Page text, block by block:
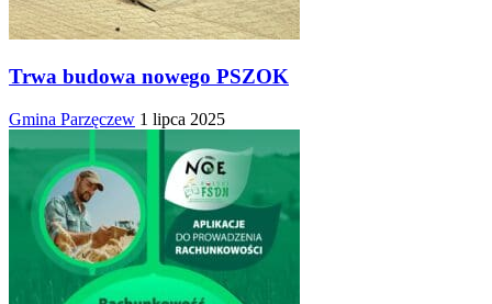
Trwa budowa nowego PSZOK
Gmina Parzęczew 1 lipca 2025